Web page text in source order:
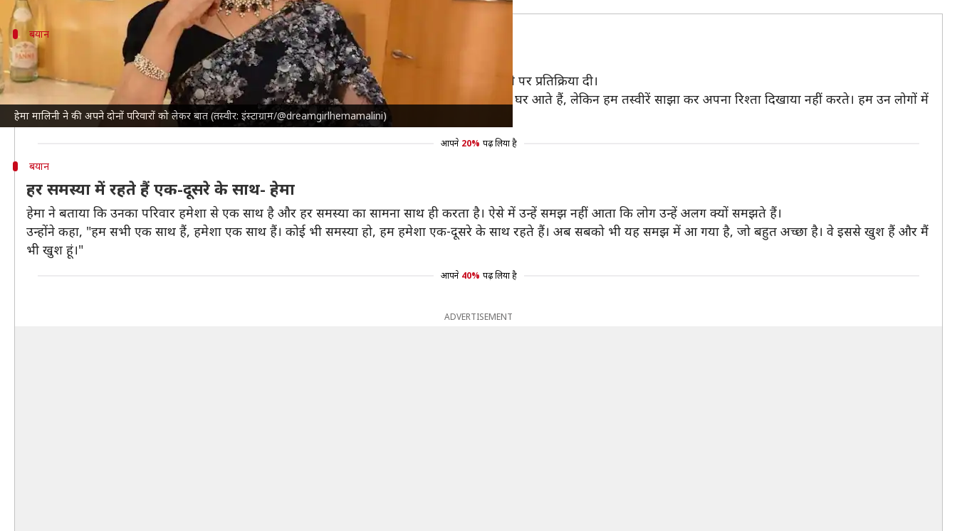
हेमा मालिनी ने की अपने दोनों परिवारों को लेकर बात (तस्वीर: इंस्टाग्राम/@dreamgirlhemamalini)
बयान
"कई बार घर पर मिलता है पूरा परिवार"
न्यूज 18संग बातचीत के दौरान हेमा ने अपनी बेटियों के सनी और बॉबी के साथ पहली बार साथ दिखे जाने पर प्रतिक्रिया दी।
उन्होंने कहा, "मैं बहुत खुश हूं। मुझे नहीं लगता कि ये कुछ नया है। यह बहुत सामान्य है, क्योंकि वे कई बार घर आते हैं, लेकिन हम तस्वीरें साझा कर अपना रिश्ता दिखाया नहीं करते। हम उन लोगों में
से नहीं हैं, जो तस्वीरें लेकर तुरंतइंस्टाग्रामपर डाल देते हैं। हमारा परिवार अलग है।"
आपने 20% पढ़ लिया है
बयान
हर समस्या में रहते हैं एक-दूसरे के साथ- हेमा
हेमा ने बताया कि उनका परिवार हमेशा से एक साथ है और हर समस्या का सामना साथ ही करता है। ऐसे में उन्हें समझ नहीं आता कि लोग उन्हें अलग क्यों समझते हैं।
उन्होंने कहा, "हम सभी एक साथ हैं, हमेशा एक साथ हैं। कोई भी समस्या हो, हम हमेशा एक-दूसरे के साथ रहते हैं। अब सबको भी यह समझ में आ गया है, जो बहुत अच्छा है। वे इससे खुश हैं और मैं
भी खुश हूं।"
आपने 40% पढ़ लिया है
ADVERTISEMENT